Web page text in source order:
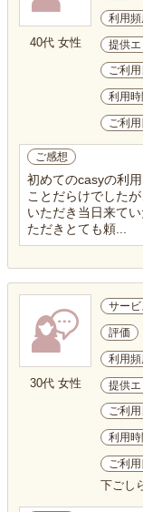
40代 女性
利用
提供エ
ご利用
利用時
ご利
ご感想
初めてのcasyの利
ことだらけでした
いただき当日来て
ただきとても頼...
30代 女性
サー
評価
利用
提供エ
ご利用
利用時
ご利
下ごし